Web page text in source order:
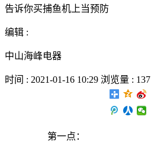
告诉你买捕鱼机上当预防
编辑 :
中山海峰电器
时间 : 2021-01-16 10:29 浏览量 : 137
第一点：